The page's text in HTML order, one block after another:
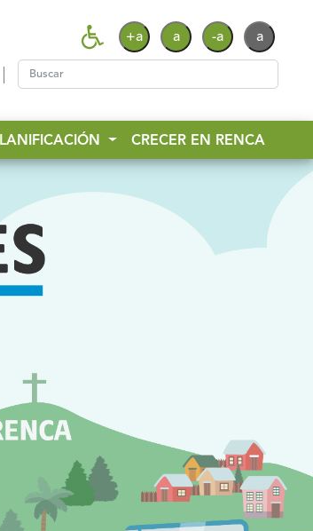
+a a -a a
CRECER EN RENCA